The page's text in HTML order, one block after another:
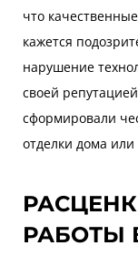
что
кажется
нарушение
своей
сформировали
отделки дома
РАБОТЫ